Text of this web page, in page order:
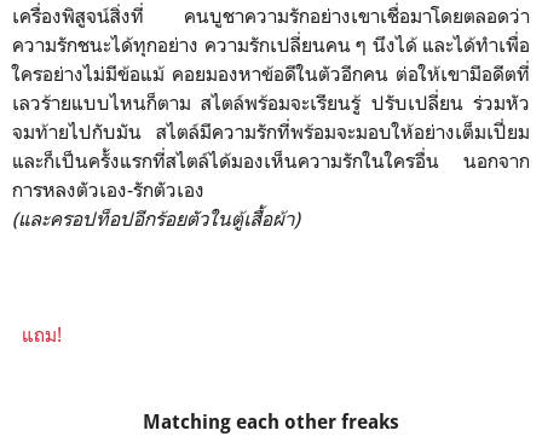
เครื่องพิสูจน์สิ่งที่ คนบูชาความรักอย่างเขาเชื่อมาโดยตลอดว่า
ความรักชนะได้ทุกอย่าง ความรักเปลี่ยนคน ๆ นึงได้ และได้ทำเพื่อ
ใครอย่างไม่มีข้อแม้ คอยมองหาข้อดีในตัวอีกคน ต่อให้เขามีอดีตที่
เลวร้ายแบบไหนก็ตาม สไตล์พร้อมจะเรียนรู้ ปรับเปลี่ยน ร่วมหัว
จมท้ายไปกับมัน สไตล์มีความรักที่พร้อมจะมอบให้อย่างเต็มเปี่ยม
และก็เป็นครั้งแรกที่สไตล์ได้มองเห็นความรักในใครอื่น นอกจาก
การหลงตัวเอง-รักตัวเอง
(และครอปท็อปอีกร้อยตัวในตู้เสื้อผ้า)
แถม!
Matching each other freaks